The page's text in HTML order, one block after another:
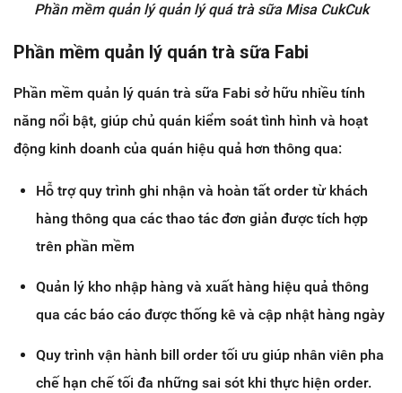
Phần mềm quản lý quản lý quá trà sữa Misa CukCuk
Phần mềm quản lý quán trà sữa Fabi
Phần mềm quản lý quán trà sữa Fabi sở hữu nhiều tính
năng nổi bật, giúp chủ quán kiểm soát tình hình và hoạt
động kinh doanh của quán hiệu quả hơn thông qua:
Hỗ trợ quy trình ghi nhận và hoàn tất order từ khách
hàng thông qua các thao tác đơn giản được tích hợp
trên phần mềm
Quản lý kho nhập hàng và xuất hàng hiệu quả thông
qua các báo cáo được thống kê và cập nhật hàng ngày
Quy trình vận hành bill order tối ưu giúp nhân viên pha
chế hạn chế tối đa những sai sót khi thực hiện order.